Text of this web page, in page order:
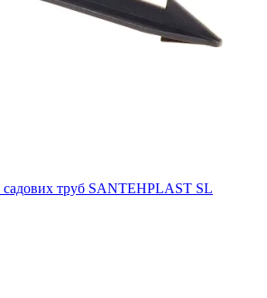
садових труб SANTEHPLAST SL